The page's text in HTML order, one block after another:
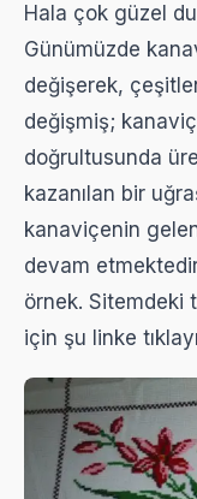
Hala çok güzel
Günümüzde
değişerek,
değişmiş;
doğrultusunda
kazanılan bir
kanaviçenin
devam
örnek. Sitemdeki
için şu linke